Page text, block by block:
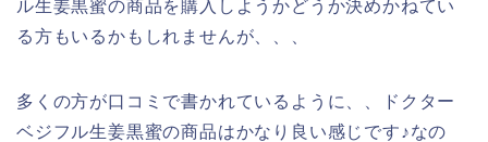
ル生姜黒蜜の商品を購入しようかどうか決めかねてい
る方もいるかもしれませんが、、、
多くの方が口コミで書かれているように、、ドクター
ベジフル生姜黒蜜の商品はかなり良い感じです♪なの